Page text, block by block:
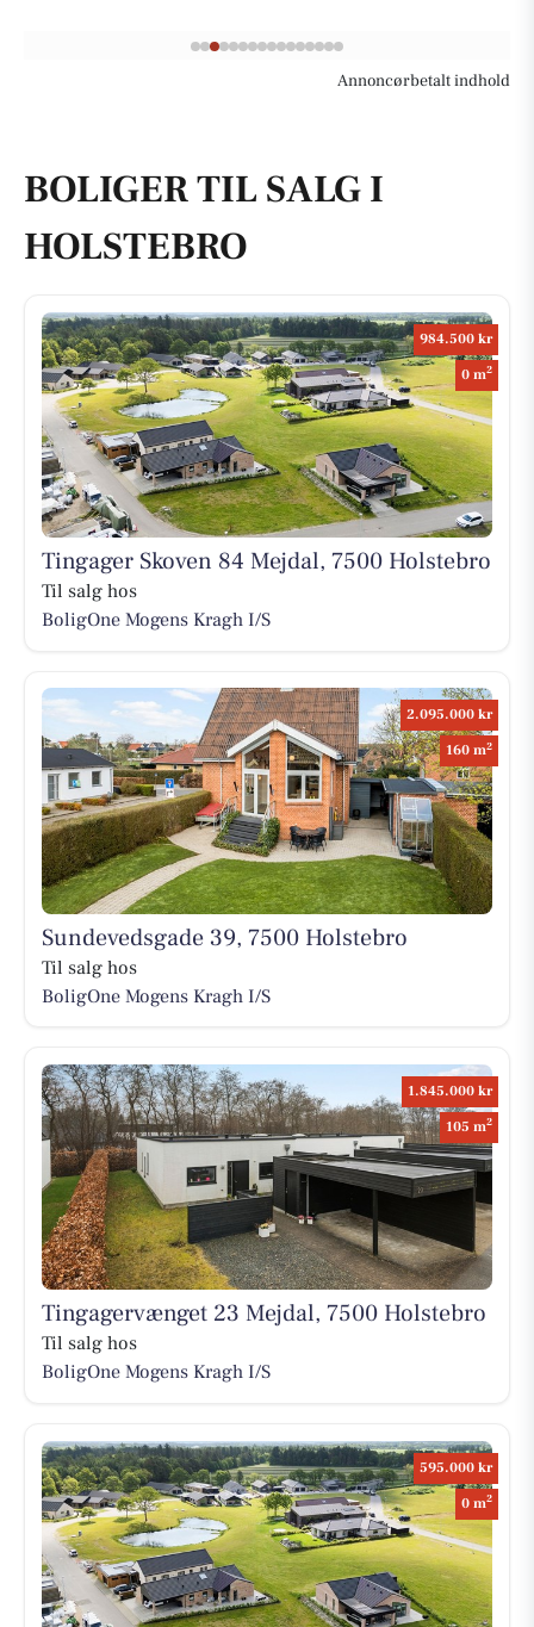
Annoncørbetalt indhold
BOLIGER TIL SALG I
HOLSTEBRO
984.500 kr
0 m2
Tingager Skoven 84 Mejdal, 7500 Holstebro
Til salg hos
BoligOne Mogens Kragh I/S
2.095.000 kr
160 m2
Sundevedsgade 39, 7500 Holstebro
Til salg hos
BoligOne Mogens Kragh I/S
1.845.000 kr
105 m2
Tingagervænget 23 Mejdal, 7500 Holstebro
Til salg hos
BoligOne Mogens Kragh I/S
595.000 kr
0 m2